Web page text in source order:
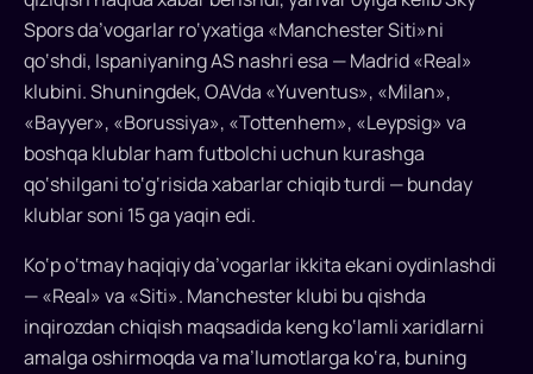
aylandi.
Tomonlar
2029
yoziga
qadar
amal
qiluvchi
imzolashgan...
Spors da’vogarlar ro‘yxatiga «Manchester Siti»ni
qo‘shdi, Ispaniyaning AS nashri esa — Madrid «Real»
klubini. Shuningdek, OAVda «Yuventus», «Milan»,
«Bayyer», «Borussiya», «Tottenhem», «Leypsig» va
boshqa klublar ham futbolchi uchun kurashga
qo‘shilgani to‘g‘risida xabarlar chiqib turdi — bunday
klublar soni 15 ga yaqin edi.
Ko‘p o‘tmay haqiqiy da’vogarlar ikkita ekani oydinlashdi
— «Real» va «Siti». Manchester klubi bu qishda
inqirozdan chiqish maqsadida keng ko‘lamli xaridlarni
amalga oshirmoqda va ma’lumotlarga ko‘ra, buning